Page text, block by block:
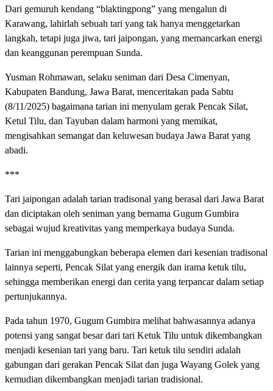
Dari gemuruh kendang “blaktingpong” yang mengalun di
Karawang, lahirlah sebuah tari yang tak hanya menggetarkan
langkah, tetapi juga jiwa, tari jaipongan, yang memancarkan energi
dan keanggunan perempuan Sunda.
Yusman Rohmawan, selaku seniman dari Desa Cimenyan,
Kabupaten Bandung, Jawa Barat, menceritakan pada Sabtu
(8/11/2025) bagaimana tarian ini menyulam gerak Pencak Silat,
Ketul Tilu, dan Tayuban dalam harmoni yang memikat,
mengisahkan semangat dan keluwesan budaya Jawa Barat yang
abadi.
***
Tari jaipongan adalah tarian tradisonal yang berasal dari Jawa Barat
dan diciptakan oleh seniman yang bernama Gugum Gumbira
sebagai wujud kreativitas yang memperkaya budaya Sunda.
Tarian ini menggabungkan beberapa elemen dari kesenian tradisonal
lainnya seperti, Pencak Silat yang energik dan irama ketuk tilu,
sehingga memberikan energi dan cerita yang terpancar dalam setiap
pertunjukannya.
Pada tahun 1970, Gugum Gumbira melihat bahwasannya adanya
potensi yang sangat besar dari tari Ketuk Tilu untuk dikembangkan
menjadi kesenian tari yang baru. Tari ketuk tilu sendiri adalah
gabungan dari gerakan Pencak Silat dan juga Wayang Golek yang
kemudian dikembangkan menjadi tarian tradisional.